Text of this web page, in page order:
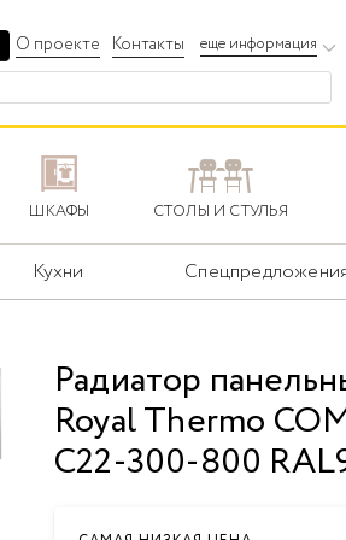
О проекте Контакты еще информация
ШКАФЫ СТОЛЫ И СТУЛЬЯ
Кухни Спецпредложения
Радиатор
Royal Thermo
C22-300-800